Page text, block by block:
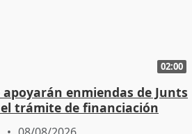
02:00
enmiendas de Junts
trámite de financiación